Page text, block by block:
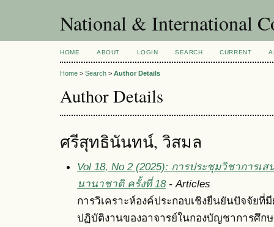
National & International
HOME ABOUT LOGIN SEARCH CURRENT
Home > Search > Author Details
Author Details
ศรีสุทธินันทน์, วิสมล
Vol 18, No 2 (2025): การประชุมวิชาการเ
นานาชาติ ครั้งที่ 18- Articles
การวิเคราะห์องค์ประกอบเชิงยืนยันปัจจัย
ปฏิบัติงานของอาจารย์ในกองบัญชาการศึก